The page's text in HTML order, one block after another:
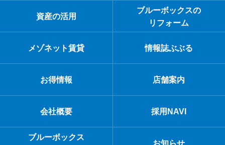
資産の活用
ブルーボックスの
リフォーム
メゾネット賃貸 情報誌ぶぶる
お得情報 店舗案内
会社概要 採用NAVI
ブルーボックス
お知らせ